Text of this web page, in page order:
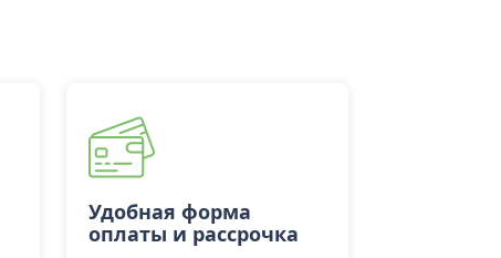
Удобная форма
оплаты и рассрочка